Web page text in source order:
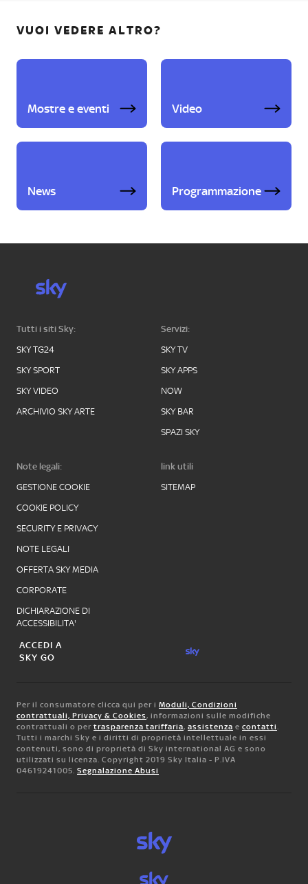
VUOI VEDERE ALTRO?
Mostre e eventi Video
News Programmazione
Tutti i siti Sky:
SKY TG24
SKY SPORT
SKY VIDEO
ARCHIVIO SKY ARTE
Servizi:
SKY TV
SKY APPS
NOW
SKY BAR
SPAZI SKY
Note legali:
GESTIONE COOKIE
COOKIE POLICY
SECURITY E PRIVACY
NOTE LEGALI
OFFERTA SKY MEDIA
CORPORATE
DICHIARAZIONE DI
ACCESSIBILITA'
link utili
SITEMAP
ACCEDI A
SKY GO
Per il consumatore clicca qui per i Moduli, Condizioni
contrattuali, Privacy & Cookies, informazioni sulle modifiche
contrattuali o per trasparenza tariffaria, assistenza e contatti.
Tutti i marchi Sky e i diritti di proprietà intellettuale in essi
contenuti, sono di proprietà di Sky international AG e sono
utilizzati su licenza. Copyright 2019 Sky Italia - P.IVA
04619241005. Segnalazione Abusi